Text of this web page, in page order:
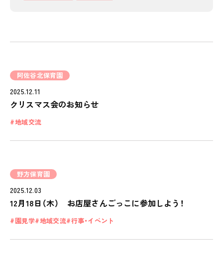
FEATURE
阿佐谷北保育園
2025.12.11
クリスマス会のお知らせ
地域交流
野方保育園
2025.12.03
12月18日（木） お店屋さんごっこに参加しよう！
園見学 地域交流 行事・イベント